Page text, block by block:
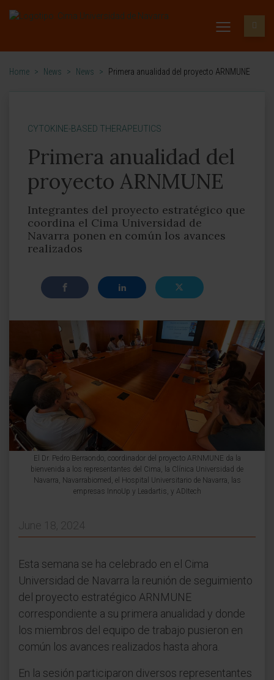
Home > News > News > Primera anualidad del proyecto ARNMUNE
CYTOKINE-BASED THERAPEUTICS
Primera anualidad del
proyecto ARNMUNE
Integrantes del proyecto estratégico que
coordina el Cima Universidad de
Navarra ponen en común los avances
realizados
El Dr. Pedro Berraondo, coordinador del proyecto ARNMUNE da la
bienvenida a los representantes del Cima, la Clínica Universidad de
Navarra, Navarrabiomed, el Hospital Universitario de Navarra, las
empresas InnoUp y Leadartis, y ADItech
June 18, 2024
Esta semana se ha celebrado en el Cima
Universidad de Navarra la reunión de seguimiento
del proyecto estratégico ARNMUNE
correspondiente a su primera anualidad y donde
los miembros del equipo de trabajo pusieron en
común los avances realizados hasta ahora.
En la sesión participaron diversos representantes